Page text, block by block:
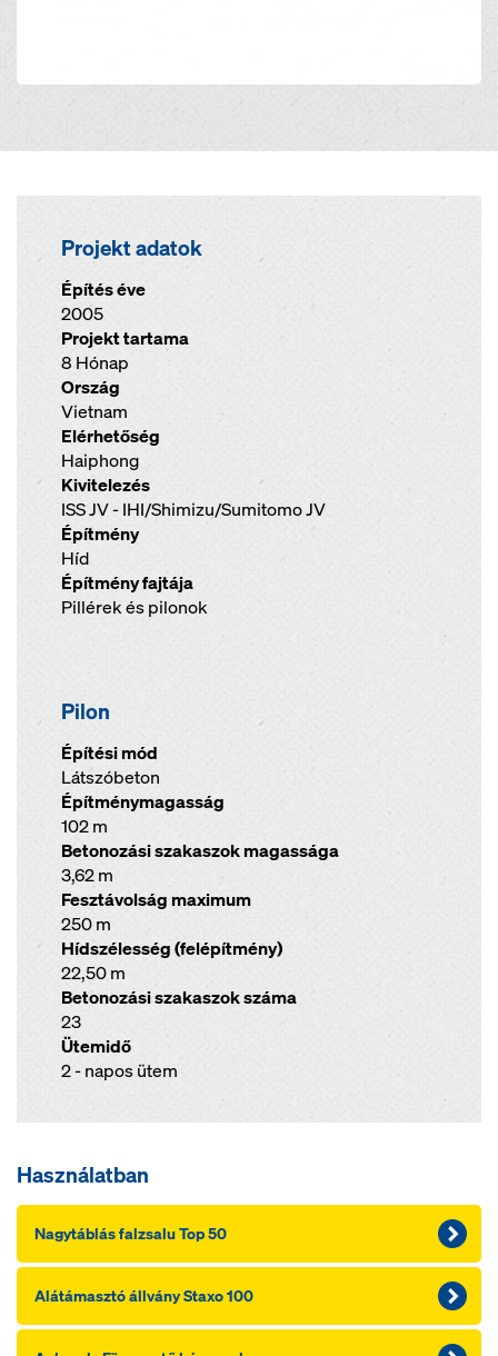
Projekt adatok
Építés éve
2005
Projekt tartama
8 Hónap
Ország
Vietnam
Elérhetőség
Haiphong
Kivitelezés
ISS JV - IHI/Shimizu/Sumitomo JV
Építmény
Híd
Építmény fajtája
Pillérek és pilonok
Pilon
Építési mód
Látszóbeton
Építménymagasság
102 m
Betonozási szakaszok magassága
3,62 m
Fesztávolság maximum
250 m
Hídszélesség (felépítmény)
22,50 m
Betonozási szakaszok száma
23
Ütemidő
2 - napos ütem
Használatban
Nagytáblás falzsalu Top 50
Alátámasztó állvány Staxo 100